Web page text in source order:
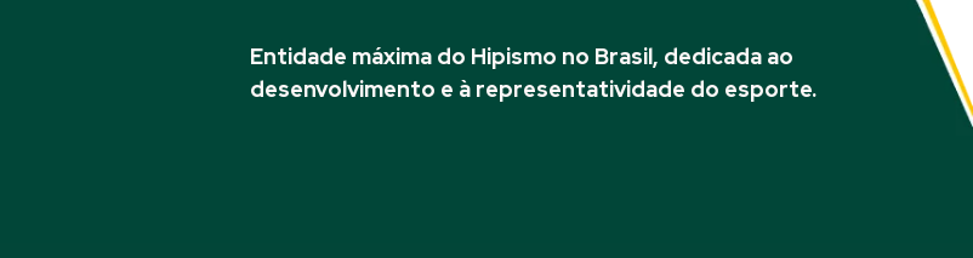
Entidade máxima do Hipismo no Brasil, dedicada ao
desenvolvimento e à representatividade do esporte.